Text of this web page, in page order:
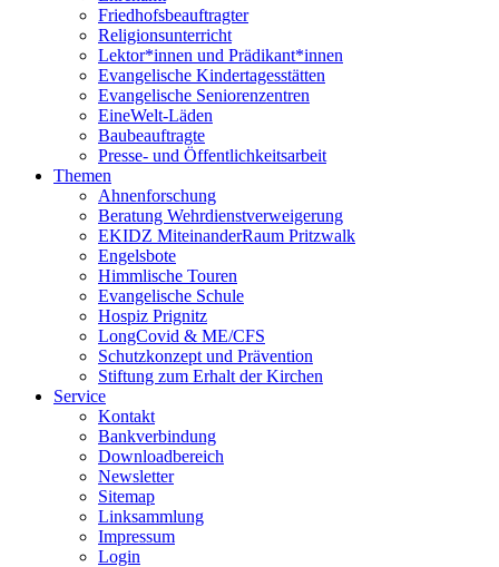
Friedhofsbeauftragter
Religionsunterricht
Lektor*innen und Prädikant*innen
Evangelische Kindertagesstätten
Evangelische Seniorenzentren
EineWelt-Läden
Baubeauftragte
Presse- und Öffentlichkeitsarbeit
Themen
Ahnenforschung
Beratung Wehrdienstverweigerung
EKIDZ MiteinanderRaum Pritzwalk
Engelsbote
Himmlische Touren
Evangelische Schule
Hospiz Prignitz
LongCovid & ME/CFS
Schutzkonzept und Prävention
Stiftung zum Erhalt der Kirchen
Service
Kontakt
Bankverbindung
Downloadbereich
Newsletter
Sitemap
Linksammlung
Impressum
Login